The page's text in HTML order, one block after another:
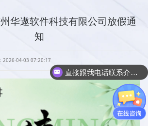
华遨软件科技有限公司放假通
知
2026-04-03 07:20:17